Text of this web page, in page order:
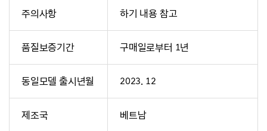
주의사항 하기 내용 참고
품질보증기간 구매일로부터 1년
동일모델 출시년월 2023. 12
제조국 베트남